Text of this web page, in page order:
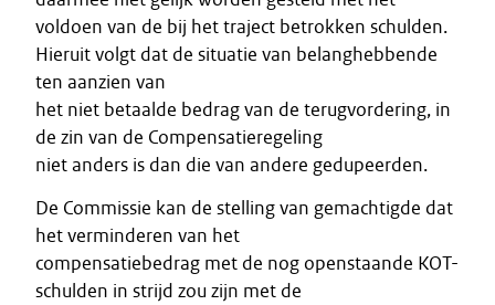
voldoen van de bij het traject betrokken schulden.
Hieruit volgt dat de situatie van belanghebbende
ten aanzien van
het niet betaalde bedrag van de terugvordering, in
de zin van de Compensatieregeling
niet anders is dan die van andere gedupeerden.
De Commissie kan de stelling van gemachtigde dat
het verminderen van het
compensatiebedrag met de nog openstaande KOT-
schulden in strijd zou zijn met de